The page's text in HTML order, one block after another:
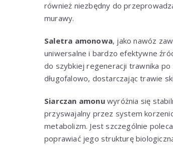
również niezbędny do
murawy.
Saletra amonowa, jako nawóz
uniwersalne i bardzo efektywne
do szybkiej regeneracji trawnika po
długofalowo, dostarczając trawie
Siarczan amonuwyróżnia się
przyswajalny przez system
metabolizm. Jest szczególnie
poprawiać jego strukturę